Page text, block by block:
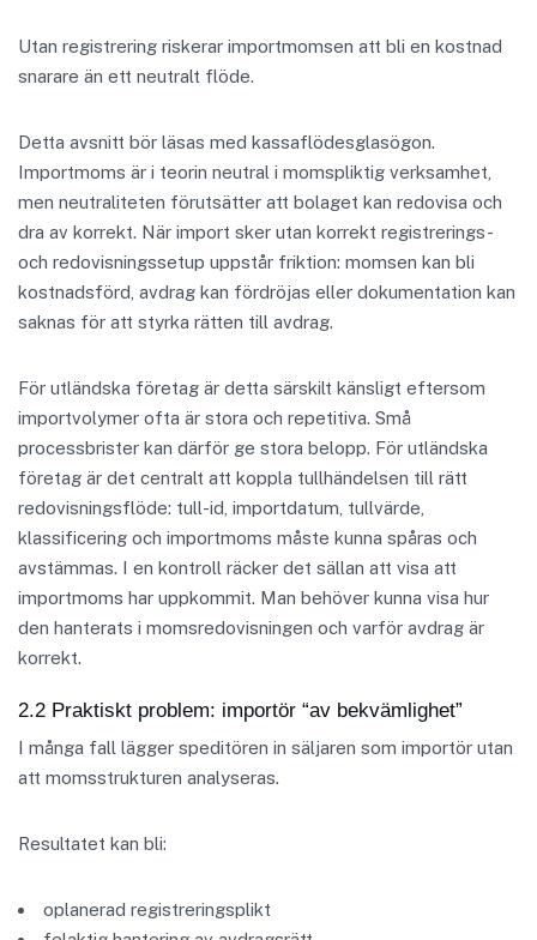
Utan registrering riskerar importmomsen att bli en kostnad
snarare än ett neutralt flöde.
Detta avsnitt bör läsas med kassaflödesglasögon.
Importmoms är i teorin neutral i momspliktig verksamhet,
men neutraliteten förutsätter att bolaget kan redovisa och
dra av korrekt. När import sker utan korrekt registrerings-
och redovisningssetup uppstår friktion: momsen kan bli
kostnadsförd, avdrag kan fördröjas eller dokumentation kan
saknas för att styrka rätten till avdrag.
För utländska företag är detta särskilt känsligt eftersom
importvolymer ofta är stora och repetitiva. Små
processbrister kan därför ge stora belopp. För utländska
företag är det centralt att koppla tullhändelsen till rätt
redovisningsflöde: tull-id, importdatum, tullvärde,
klassificering och importmoms måste kunna spåras och
avstämmas. I en kontroll räcker det sällan att visa att
importmoms har uppkommit. Man behöver kunna visa hur
den hanterats i momsredovisningen och varför avdrag är
korrekt.
2.2 Praktiskt problem: importör “av bekvämlighet”
I många fall lägger speditören in säljaren som importör utan
att momsstrukturen analyseras.
Resultatet kan bli:
oplanerad registreringsplikt